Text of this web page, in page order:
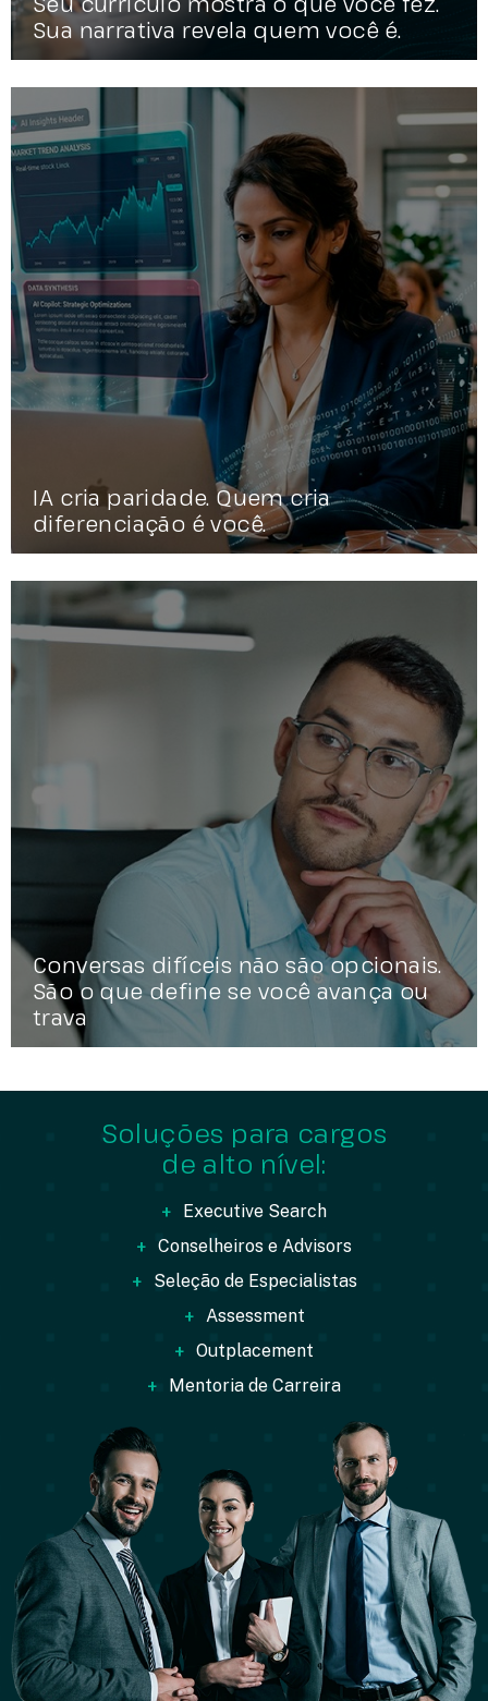
Sua narrativa revela quem você é.
IA cria paridade. Quem cria
diferenciação é você.
Conversas difíceis não são opcionais.
São o que define se você avança ou
trava
Soluções para cargos
de alto nível:
+ Executive Search
+ Conselheiros e Advisors
+ Seleção de Especialistas
+ Assessment
+ Outplacement
+ Mentoria de Carreira